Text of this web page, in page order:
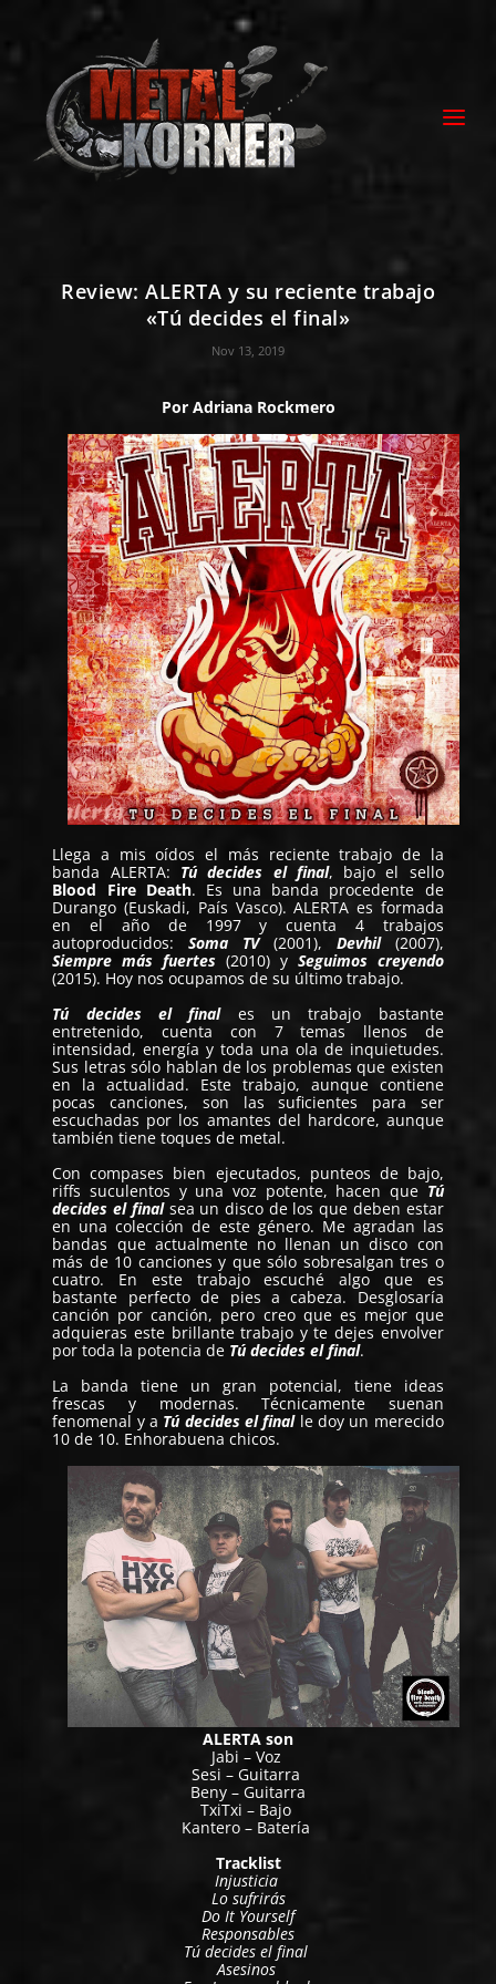
Review: ALERTA y su reciente trabajo
«Tú decides el final»
Nov 13, 2019
Por Adriana Rockmero
Llega a mis oídos el más reciente trabajo de la
banda ALERTA: Tú decides el final, bajo el sello
Blood Fire Death. Es una banda procedente de
Durango (Euskadi, País Vasco). ALERTA es formada
en el año de 1997 y cuenta 4 trabajos
autoproducidos:Soma TV (2001), Devhil (2007),
Siempre más fuertes (2010) y Seguimos creyendo
(2015). Hoy nos ocupamos de su último trabajo.
Tú decides el finales un trabajo bastante
entretenido, cuenta con 7 temas llenos de
intensidad, energía y toda una ola de inquietudes.
Sus letras sólo hablan de los problemas que existen
en la actualidad. Este trabajo, aunque contiene
pocas canciones, son las suficientes para ser
escuchadas por los amantes del hardcore, aunque
también tiene toques de metal.
Con compases bien ejecutados, punteos de bajo,
riffs suculentos y una voz potente, hacen que Tú
decides el finalsea un disco de los que deben estar
en una colección de este género. Me agradan las
bandas que actualmente no llenan un disco con
más de 10 canciones y que sólo sobresalgan tres o
cuatro. En este trabajo escuché algo que es
bastante perfecto de pies a cabeza. Desglosaría
canción por canción, pero creo que es mejor que
adquieras este brillante trabajo y te dejes envolver
por toda la potencia de Tú decides el final.
La banda tiene un gran potencial, tiene ideas
frescas y modernas. Técnicamente suenan
fenomenal y a Tú decides el final le doy un merecido
10 de 10. Enhorabuena chicos.
ALERTA son
Jabi – Voz
Sesi – Guitarra
Beny – Guitarra
TxiTxi – Bajo
Kantero – Batería
Tracklist
Injusticia
Lo sufrirás
Do It Yourself
Responsables
Tú decides el final
Asesinos